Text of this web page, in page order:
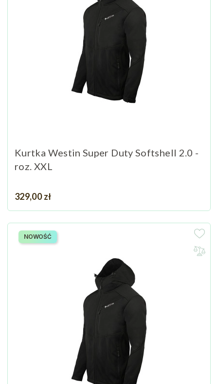
Kurtka Westin Super Duty Softshell 2.0 -
roz. XXL
Cena
329,00 zł
NOWOŚĆ